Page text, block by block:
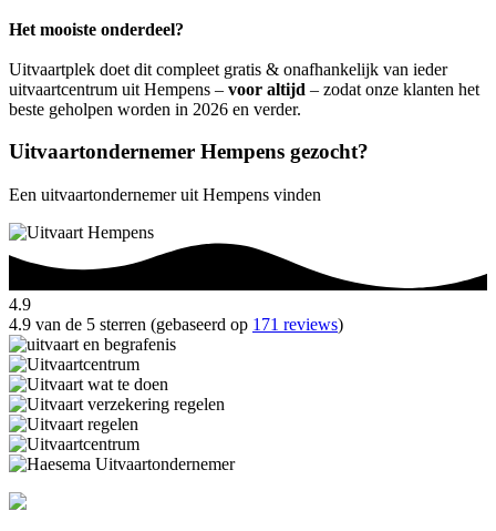
Het mooiste onderdeel?
Uitvaartplek doet dit compleet gratis & onafhankelijk van ieder
uitvaartcentrum uit Hempens – voor altijd – zodat onze klanten het
beste geholpen worden in 2026 en verder.
Uitvaartondernemer Hempens gezocht?
Een uitvaartondernemer uit Hempens vinden
4.9
4.9 van de 5 sterren (gebaseerd op 171 reviews)